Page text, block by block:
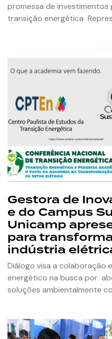
promessa de
transição energética
Gestora de
e do Campus
Unicamp
para
indústria
Diálogo visa a colaboração
energético na busca por
soluções ambientalmente